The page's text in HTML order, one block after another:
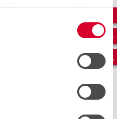
Dienste gesammelt haben.